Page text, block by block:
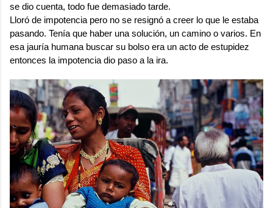
se dio cuenta, todo fue demasiado tarde.
Lloró de impotencia pero no se resignó a creer lo que le estaba
pasando. Tenía que haber una solución, un camino o varios. En
esa jauría humana buscar su bolso era un acto de estupidez
entonces la impotencia dio paso a la ira.